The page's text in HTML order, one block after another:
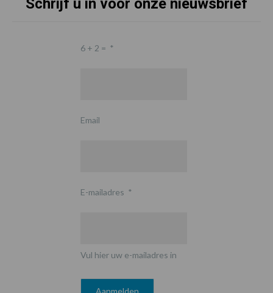
Schrijf u in voor onze nieuwsbrief
6 + 2 = *
Email
E-mailadres *
Vul hier uw e-mailadres in